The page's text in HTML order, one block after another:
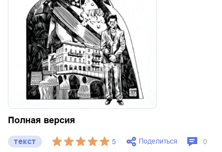
Полная версия
текст 5 Поделиться 0